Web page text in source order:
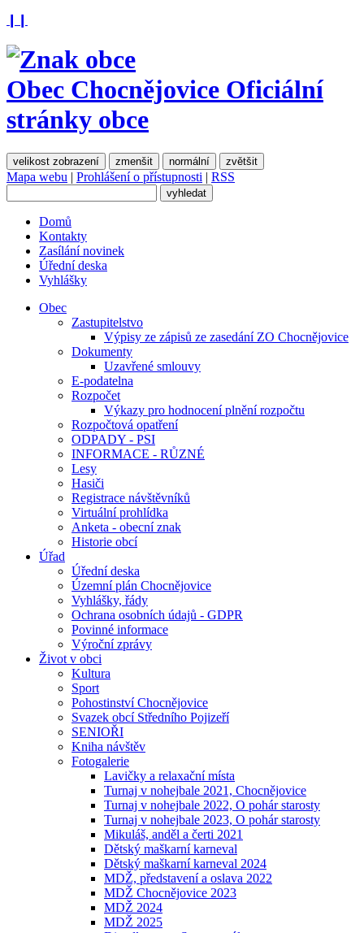
Obec Chocnějovice Oficiální
stránky obce
velikost zobrazení zmenšit normální zvětšit
Mapa webu | Prohlášení o přístupnosti | RSS
Domů
Kontakty
Zasílání novinek
Úřední deska
Vyhlášky
Obec
Zastupitelstvo
Výpisy ze zápisů ze zasedání ZO Chocnějovice
Dokumenty
Uzavřené smlouvy
E-podatelna
Rozpočet
Výkazy pro hodnocení plnění rozpočtu
Rozpočtová opatření
ODPADY - PSI
INFORMACE - RŮZNÉ
Lesy
Hasiči
Registrace návštěvníků
Virtuální prohlídka
Anketa - obecní znak
Historie obcí
Úřad
Úřední deska
Územní plán Chocnějovice
Vyhlášky, řády
Ochrana osobních údajů - GDPR
Povinné informace
Výroční zprávy
Život v obci
Kultura
Sport
Pohostinství Chocnějovice
Svazek obcí Středního Pojizeří
SENIOŘI
Kniha návštěv
Fotogalerie
Lavičky a relaxační místa
Turnaj v nohejbale 2021, Chocnějovice
Turnaj v nohejbale 2022, O pohár starosty
Turnaj v nohejbale 2023, O pohár starosty
Mikuláš, anděl a čerti 2021
Dětský maškarní karneval
Dětský maškarní karneval 2024
MDŽ, představení a oslava 2022
MDŽ Chocnějovice 2023
MDŽ 2024
MDŽ 2025